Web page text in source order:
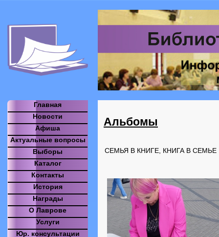
Альбомы
СЕМЬЯ В КНИГЕ, КНИГА В СЕМЬЕ
Главная
Новости
Афиша
Актуальные вопросы
Выборы
Каталог
Контакты
История
Награды
О Лаврове
Услуги
Юр. консультации